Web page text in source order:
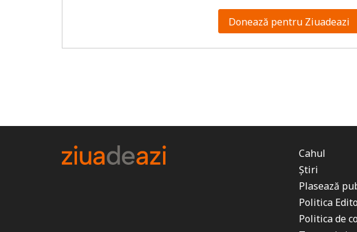
Donează pentru Ziuadeazi
Cahul
Știri
Plasează
Politica
Politica de